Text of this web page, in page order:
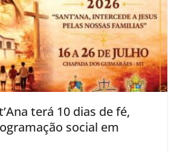
terá 10 dias de fé,
social em